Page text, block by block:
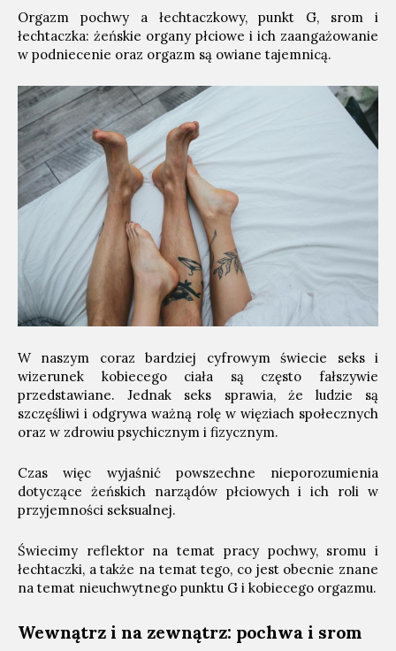
Orgazm pochwy a łechtaczkowy, punkt G, srom i
łechtaczka: żeńskie organy płciowe i ich zaangażowanie
w podniecenie oraz orgazm są owiane tajemnicą.
W naszym coraz bardziej cyfrowym świecie seks i
wizerunek kobiecego ciała są często fałszywie
przedstawiane. Jednak seks sprawia, że ​​ludzie są
szczęśliwi i odgrywa ważną rolę w więziach społecznych
oraz w zdrowiu psychicznym i fizycznym.
Czas więc wyjaśnić powszechne nieporozumienia
dotyczące żeńskich narządów płciowych i ich roli w
przyjemności seksualnej.
Świecimy reflektor na temat pracy pochwy, sromu i
łechtaczki, a także na temat tego, co jest obecnie znane
na temat nieuchwytnego punktu G i kobiecego orgazmu.
Wewnątrz i na zewnątrz: pochwa i srom